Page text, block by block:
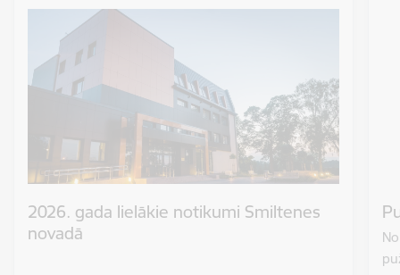
2026. gada lielākie notikumi Smiltenes
novadā